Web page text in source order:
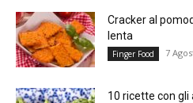
Cracker al
lenta
Finger Food 7
10 ricette con gli